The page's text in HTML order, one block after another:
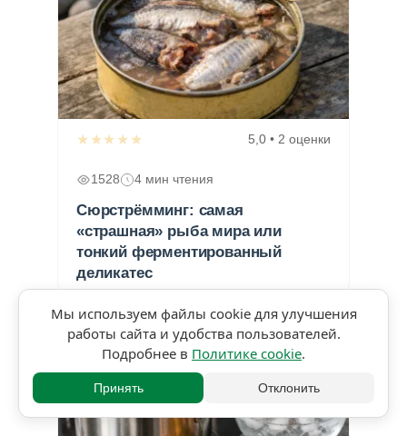
★★★★★ 5,0 • 2 оценки
1528 4 мин чтения
Сюрстрёмминг: самая
«страшная» рыба мира или
тонкий ферментированный
деликатес
Мы используем файлы cookie для улучшения
работы сайта и удобства пользователей.
Подробнее в Политике cookie.
Принять Отклонить